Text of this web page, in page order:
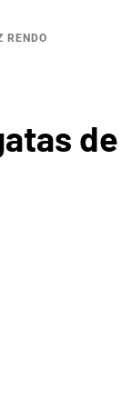
RENDO
de